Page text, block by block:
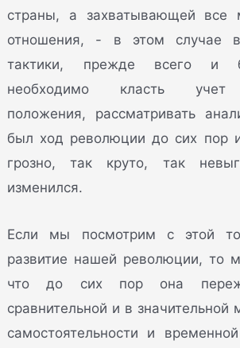
страны, а захватывающей все
отношения, - в этом случае
тактики, прежде всего и
необходимо класть учет
положения, рассматривать
был ход революции до сих пор
грозно, так круто, так
изменился.
Если мы посмотрим с этой
развитие нашей революции, то
что до сих пор она
сравнительной и в
самостоятельности и